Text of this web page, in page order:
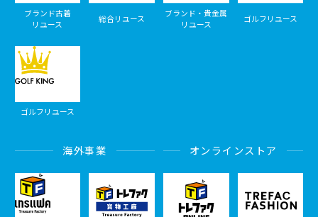
ブランド古着
リユース
総合リユース
ブランド・貴金属
リユース
ゴルフリユース
ゴルフリユース
海外事業 オンラインストア